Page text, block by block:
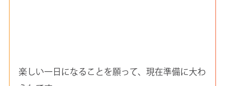
楽しい一日になることを願って、現在準備に大わ